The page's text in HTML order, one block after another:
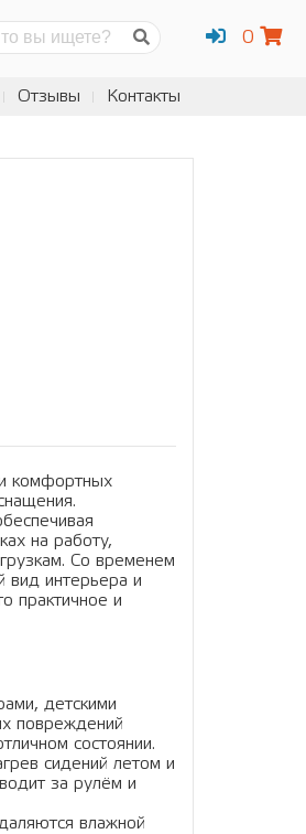
0
Отзывы Контакты
комфортных
на работу,
Со временем
вид интерьера и
практичное и
детскими
повреждений
состоянии.
сидений летом и
за рулём и
влажной